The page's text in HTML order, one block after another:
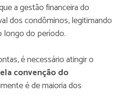
a gestão financeira do
dos condôminos, legitimando
longo do período.
é necessário atingir o
convenção do
é de maioria dos